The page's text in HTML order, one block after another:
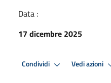
Data :
17 dicembre 2025
Condividi Vedi azioni